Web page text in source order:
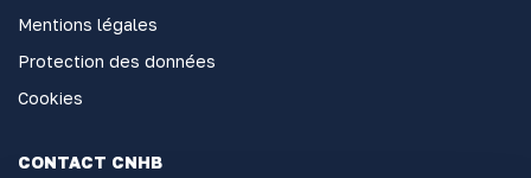
Mentions légales
Protection des données
Cookies
CONTACT CNHB